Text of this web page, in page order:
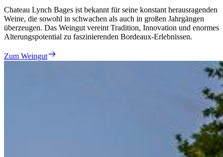
Chateau Lynch Bages ist bekannt für seine konstant herausragenden
Weine, die sowohl in schwachen als auch in großen Jahrgängen
überzeugen. Das Weingut vereint Tradition, Innovation und enormes
Alterungspotential zu faszinierenden Bordeaux-Erlebnissen.
Zum Weingut